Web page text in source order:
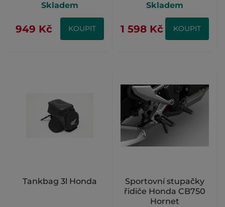
Skladem
949 Kč KOUPIT
Skladem
1 598 Kč KOUPIT
Tankbag 3l Honda
Sportovní stupačky
řidiče Honda CB750
Hornet